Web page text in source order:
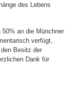
des Lebens
50% an die Münchner
verfügt,
Besitz der
Dank für